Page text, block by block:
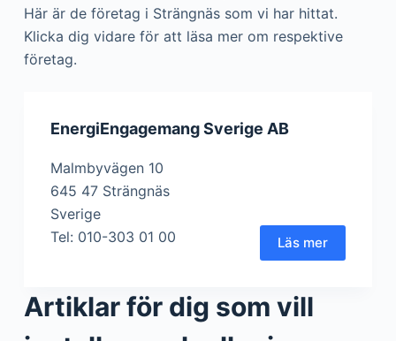
Här är de företag i Strängnäs som vi har hittat.
Klicka dig vidare för att läsa mer om respektive
företag.
EnergiEngagemang Sverige AB
Malmbyvägen 10
645 47 Strängnäs
Sverige
Tel: 010-303 01 00
Läs mer
Artiklar för dig som vill